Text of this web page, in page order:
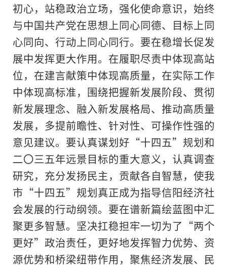
初心，站稳政治立场，强化使命意识，始终
与中国共产党在思想上同心同德、目标上同
心同向、行动上同心同行。要在稳增长促发
展中发挥更大作用。在履职尽责中体现高站
位，在建言献策中体现高质量，在实际工作
中体现高标准，围绕把握新发展阶段、贯彻
新发展理念、融入新发展格局、推动高质量
发展，多提前瞻性、针对性、可操作性强的
意见建议。要认真谋划好“十四五”规划和
二〇三五年远景目标的重大意义，认真调查
研究，充分发扬民主，贡献各自智慧，使我
市“十四五”规划真正成为指导信阳经济社
会发展的行动纲领。要在谱新篇绘蓝图中汇
聚更多智慧。坚决扛稳担牢一切为了“两个
更好”政治责任，更好地发挥智力优势、资
源优势和桥梁纽带作用，聚焦经济发展、民